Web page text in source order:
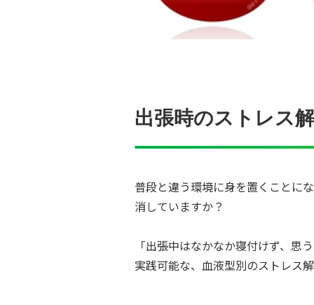
出張時のストレス
普段と違う環境に身を置くことに
消していますか？
「出張中はなかなか寝付けず、
実践可能な、血液型別のストレス